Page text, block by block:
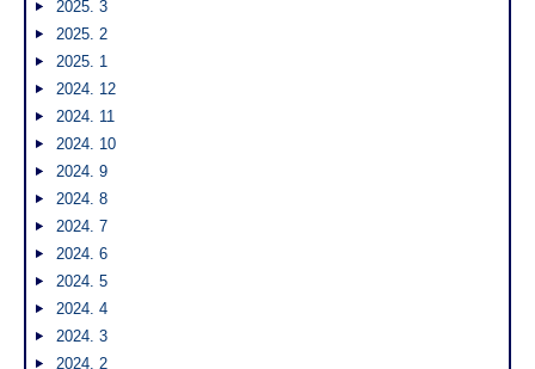
2025. 3
2025. 2
2025. 1
2024. 12
2024. 11
2024. 10
2024. 9
2024. 8
2024. 7
2024. 6
2024. 5
2024. 4
2024. 3
2024. 2